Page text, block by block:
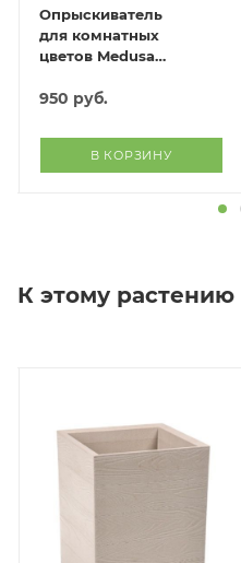
Опрыскиватель
для комнатных
цветов Medusa
950 руб.
В КОРЗИНУ
К этому